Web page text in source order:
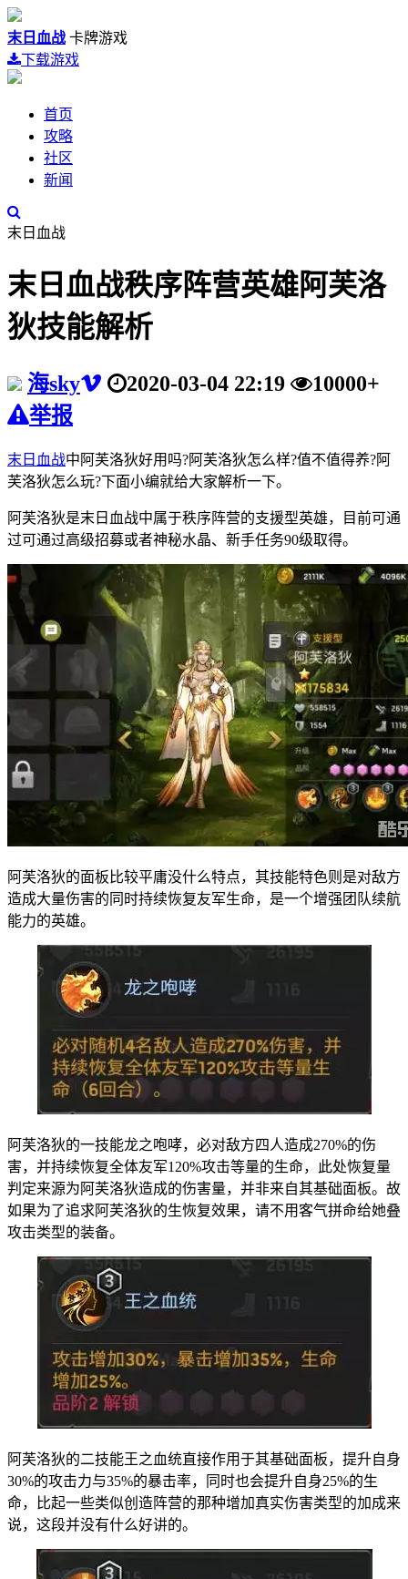
末日血战 卡牌游戏
下载游戏
首页
攻略
社区
新闻
末日血战
末日血战秩序阵营英雄阿芙洛
狄技能解析
海sky 2020-03-04 22:19
10000+
举报
末日血战中阿芙洛狄好用吗?阿芙洛狄怎么样?值不值得养?阿
芙洛狄怎么玩?下面小编就给大家解析一下。
阿芙洛狄是末日血战中属于秩序阵营的支援型英雄，目前可通
过可通过高级招募或者神秘水晶、新手任务90级取得。
阿芙洛狄的面板比较平庸没什么特点，其技能特色则是对敌方
造成大量伤害的同时持续恢复友军生命，是一个增强团队续航
能力的英雄。
阿芙洛狄的一技能龙之咆哮，必对敌方四人造成270%的伤
害，并持续恢复全体友军120%攻击等量的生命，此处恢复量
判定来源为阿芙洛狄造成的伤害量，并非来自其基础面板。故
如果为了追求阿芙洛狄的生恢复效果，请不用客气拼命给她叠
攻击类型的装备。
阿芙洛狄的二技能王之血统直接作用于其基础面板，提升自身
30%的攻击力与35%的暴击率，同时也会提升自身25%的生
命，比起一些类似创造阵营的那种增加真实伤害类型的加成来
说，这段并没有什么好讲的。